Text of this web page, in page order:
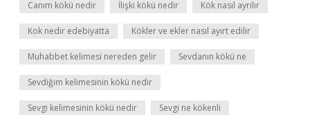
Canım kökü nedir İlişki kökü nedir Kök nasıl ayrılır
Kok nedir edebiyatta Kökler ve ekler nasıl ayırt edilir
Muhabbet kelimesi nereden gelir Sevdanın kökü ne
Sevdiğim kelimesinin kökü nedir
Sevgi kelimesinin kökü nedir Sevgi ne kökenli